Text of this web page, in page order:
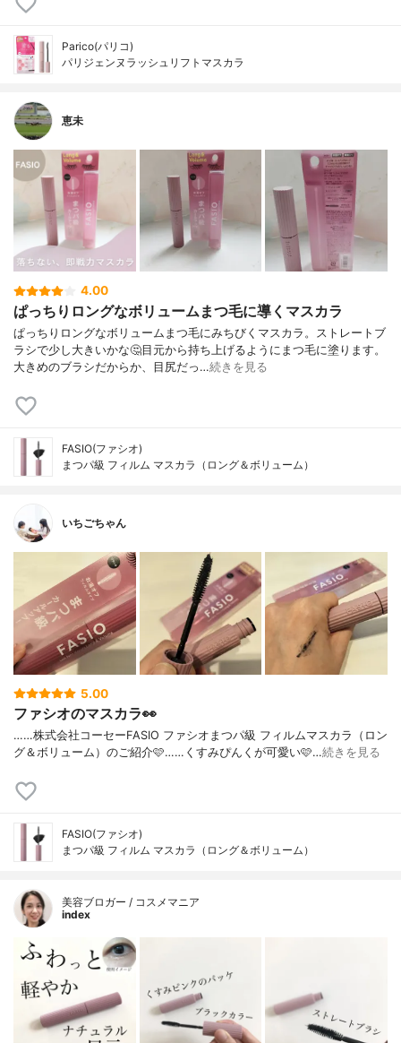
Parico(パリコ)
パリジェンヌラッシュリフトマスカラ
恵未
4.00
ぱっちりロングなボリュームまつ毛に導くマスカラ
ぱっちりロングなボリュームまつ毛にみちびくマスカラ。ストレートブ
ラシで少し大きいかな🤔目元から持ち上げるようにまつ毛に塗ります。
大きめのブラシだからか、目尻だっ…続きを見る
FASIO(ファシオ)
まつパ級 フィルム マスカラ（ロング＆ボリューム）
いちごちゃん
5.00
ファシオのマスカラ👀
……⁡⁡株式会社コーセー⁡⁡FASIO ファシオ⁡⁡まつパ級 フィルムマスカラ⁡⁡（ロン
グ＆ボリューム）⁡⁡のご紹介🩷️⁡⁡……⁡⁡くすみぴんくが可愛い🩷️⁡⁡…続きを見る
FASIO(ファシオ)
まつパ級 フィルム マスカラ（ロング＆ボリューム）
美容ブロガー / コスメマニア
index